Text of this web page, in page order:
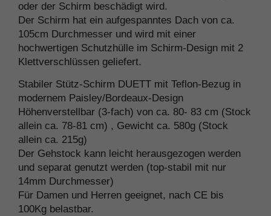
oder der Schirm beschädigt wird.
Der Schirm hat ein aufgespanntes Dach von ca.
105cm Durchmesser und wird mit einer
hochwertigen Schutzhülle im Schirm-Design mit 2
Klettverschlüssen geliefert.
Stabiler Stütz-Schirm DUETT mit Teflon-Bezug in
modernem Paisley/Bordeaux-Design
Höhenverstellbar (3-fach) von ca. 80- 83 cm (Stock
allein ca. 78-81 cm) , Gewicht ca. 580g (Stock
allein ca. 215g)
Der Gehstock kann leicht herausgezogen werden
und separat genutzt werden (top-stabil mit nur
14mm Durchmesser)
Für Damen und Herren geeignet, nach CE bis
100Kg belastbar.